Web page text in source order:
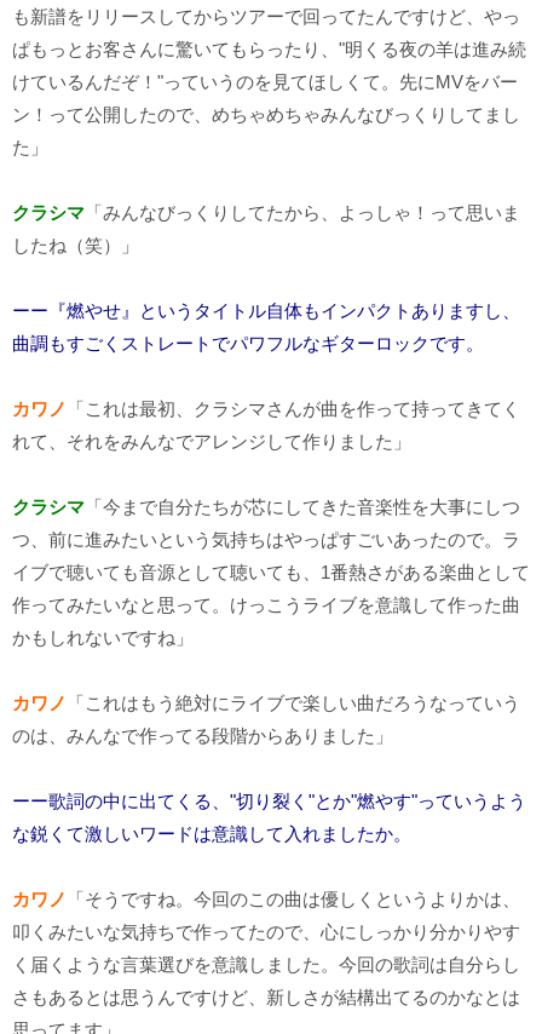
も新譜をリリースしてからツアーで回ってたんですけど、やっ
ぱもっとお客さんに驚いてもらったり、"明くる夜の羊は進み続
けているんだぞ！"っていうのを見てほしくて。先にMVをバー
ン！って公開したので、めちゃめちゃみんなびっくりしてまし
た」
クラシマ 「みんなびっくりしてたから、よっしゃ！って思いま
したね（笑）」
ーー『燃やせ』というタイトル自体もインパクトありますし、
曲調もすごくストレートでパワフルなギターロックです。
カワノ
「これは最初、クラシマさんが曲を作って持ってきてく
れて、それをみんなでアレンジして作りました」
クラシマ 「今まで自分たちが芯にしてきた音楽性を大事にしつ
つ、前に進みたいという気持ちはやっぱすごいあったので。ラ
イブで聴いても音源として聴いても、 1番熱さがある楽曲として
作ってみたいなと思って。けっこうライブを意識して作った曲
かもしれないですね」
カワノ
「これはもう絶対にライブで楽しい曲だろうなっていう
のは、みんなで作ってる段階からありました」
ーー歌詞の中に出てくる、"切り裂く"とか"燃やす"っていうよう
な鋭くて激しいワードは意識して入れましたか。
カワノ
「そうですね。今回のこの曲は優しくというよりかは、
叩くみたいな気持ちで作ってたので、心にしっかり分かりやす
く届くような言葉選びを意識しました。今回の歌詞は自分らし
さもあるとは思うんですけど、新しさが結構出てるのかなとは
思ってます」